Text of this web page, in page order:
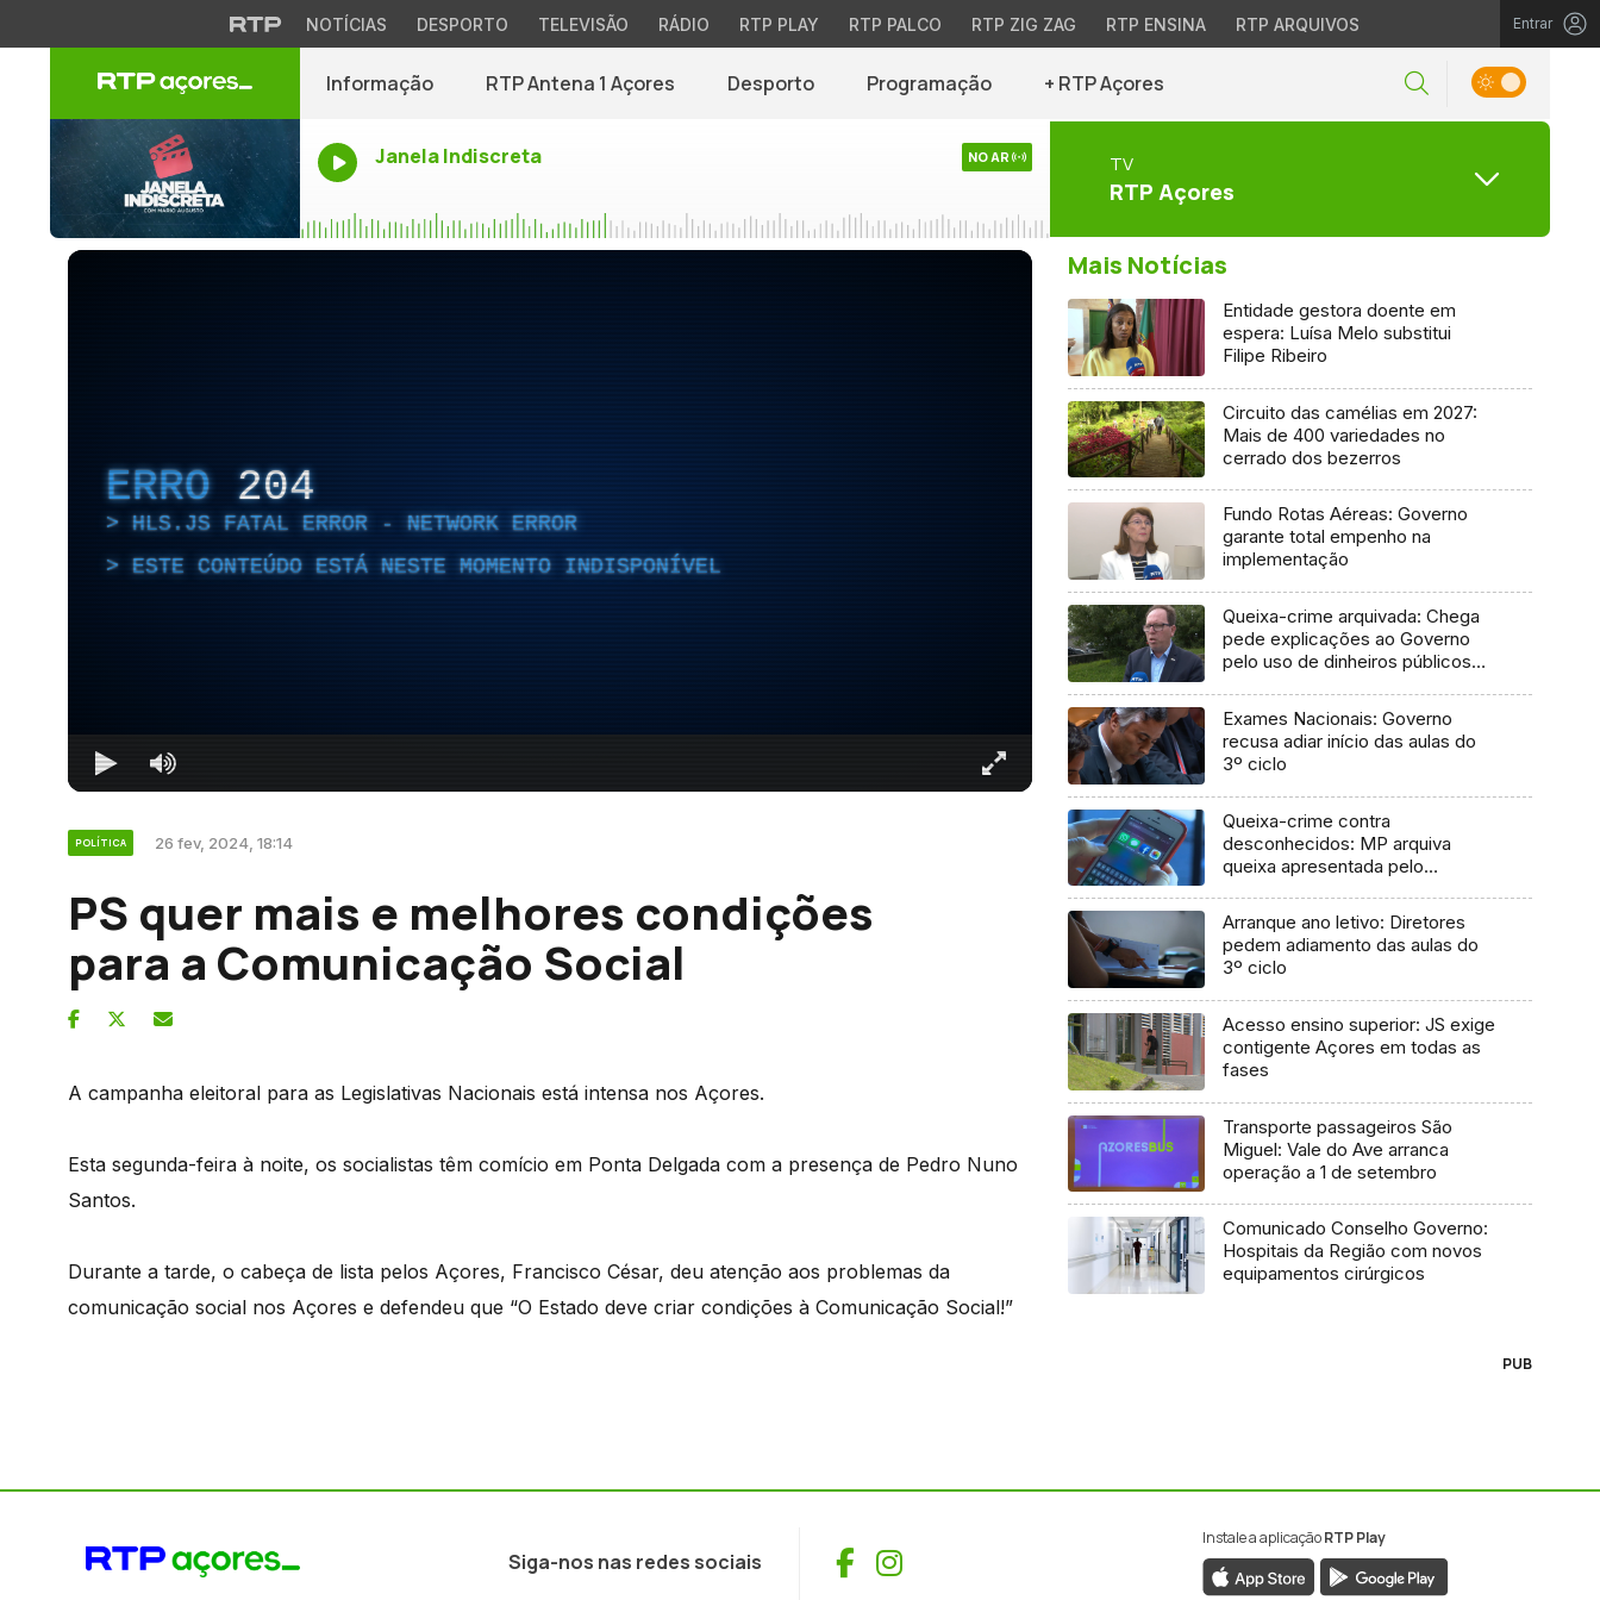
NOTÍCIAS DESPORTO TELEVISÃO RÁDIO RTP PLAY RTP PALCO RTP ZIG ZAG RTP ENSINA RTP ARQUIVOS Entrar
Informação RTP Antena 1 Açores Desporto Programação + RTP Açores
Janela Indiscreta NO AR TV
RTP Açores
ERRO 204
HLS.JS FATAL ERROR - NETWORK ERROR
ESTE CONTEÚDO ESTÁ NESTE MOMENTO INDISPONÍVEL
POLÍTICA 26 fev, 2024, 18:14
PS quer mais e melhores condições
para a Comunicação Social
A campanha eleitoral para as Legislativas Nacionais está intensa nos Açores.
Esta segunda-feira à noite, os socialistas têm comício em Ponta Delgada com a presença de Pedro Nuno
Santos.
Durante a tarde, o cabeça de lista pelos Açores, Francisco César, deu atenção aos problemas da
comunicação social nos Açores e defendeu que “O Estado deve criar condições à Comunicação Social!”
Mais Notícias
Entidade gestora doente em
espera: Luísa Melo substitui
Filipe Ribeiro
Circuito das camélias em 2027:
Mais de 400 variedades no
cerrado dos bezerros
Fundo Rotas Aéreas: Governo
garante total empenho na
implementação
Queixa-crime arquivada: Chega
pede explicações ao Governo
pelo uso de dinheiros públicos
Exames Nacionais: Governo
recusa adiar início das aulas do
3º ciclo
Queixa-crime contra
desconhecidos: MP arquiva
queixa apresentada pelo
Arranque ano letivo: Diretores
pedem adiamento das aulas do
3º ciclo
Acesso ensino superior: JS exige
contigente Açores em todas as
fases
Transporte passageiros São
Miguel: Vale do Ave arranca
operação a 1 de setembro
Comunicado Conselho Governo:
Hospitais da Região com novos
equipamentos cirúrgicos
PUB
Siga-nos nas redes sociais Facebook
Instagram
Instale a aplicaçãoRTP Play